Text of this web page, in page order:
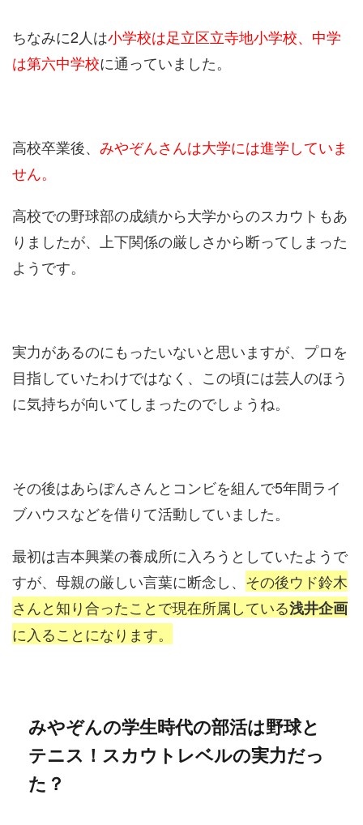
ちなみに2人は小学校は足立区立寺地小学校、中学
は第六中学校に通っていました。
高校卒業後、 みやぞんさんは大学には進学していま
せん。
高校での野球部の成績から大学からのスカウトもあ
りましたが、上下関係の厳しさから断ってしまった
ようです。
実力があるのにもったいないと思いますが、プロを
目指していたわけではなく、この頃には芸人のほう
に気持ちが向いてしまったのでしょうね。
その後はあらぽんさんとコンビを組んで5年間ライ
ブハウスなどを借りて活動していました。
最初は吉本興業の養成所に入ろうとしていたようで
すが、母親の厳しい言葉に断念し、 その後ウド鈴木
さんと知り合ったことで現在所属している浅井企画
に入ることになります。
みやぞんの学生時代の部活は野球と
テニス！スカウトレベルの実力だっ
た？